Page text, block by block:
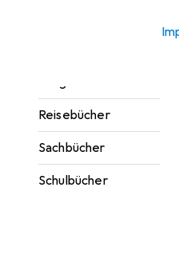
Ratgeber
Reisebücher
Sachbücher
Schulbücher